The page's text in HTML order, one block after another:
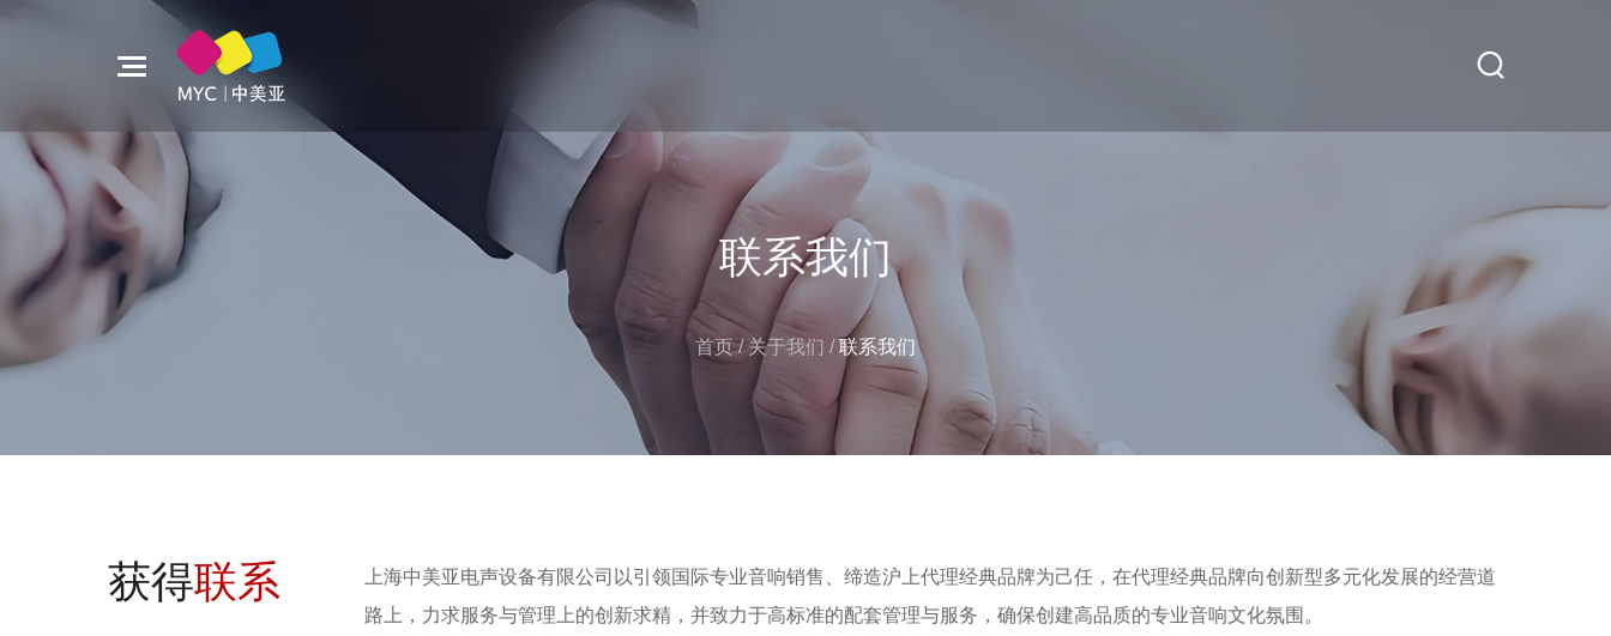
联系我们
首页/ 关于我们 /联系我们
获得联系
上海中美亚电声设备有限公司以引领国际专业音响销售、缔造沪上代理经典品牌为己任，在代理经典品牌向创新型多元化发展的经营道
路上，力求服务与管理上的创新求精，并致力于高标准的配套管理与服务，确保创建高品质的专业音响文化氛围。